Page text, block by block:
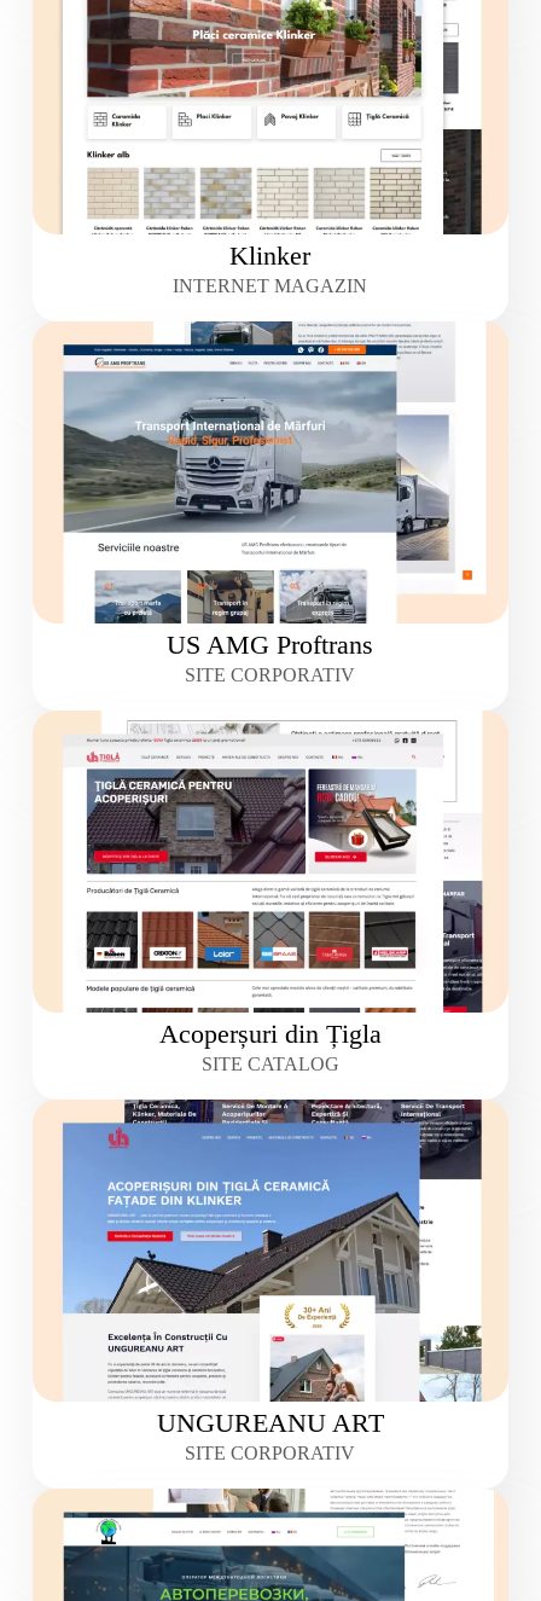
Klinker
INTERNET MAGAZIN
US AMG Proftrans
SITE CORPORATIV
Acoperșuri din Țigla
SITE CATALOG
UNGUREANU ART
SITE CORPORATIV